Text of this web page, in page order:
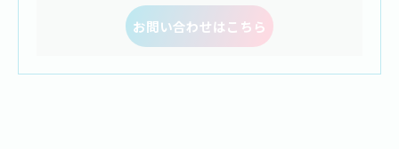
お問い合わせはこちら